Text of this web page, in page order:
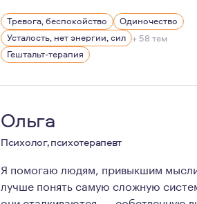
Я прошла большой путь
Тревога, беспокойство
Одиночество
Усталость, нет энергии, сил + 58 тем
Гештальт-терапия
Ольга
Психолог, психотерапевт
Я помогаю людям, привыкшим
лучше понять самую сложную